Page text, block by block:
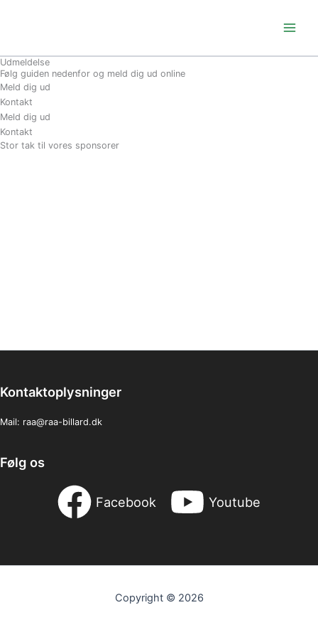
Udmeldelse
Følg guiden nedenfor og meld dig ud online
Meld dig ud
Kontakt
Meld dig ud
Kontakt
Stor tak til vores sponsorer
Kontaktoplysninger
Mail: raa@raa-billard.dk
Følg os
Facebook Youtube
Copyright © 2026